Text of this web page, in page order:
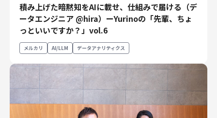
積み上げた暗黙知をAIに載せ、仕組みで届ける（デ
ータエンジニア @hira）ーYurinoの「先輩、ちょ
っといいですか？」vol.6
メルカリ AI/LLM データアナリティクス